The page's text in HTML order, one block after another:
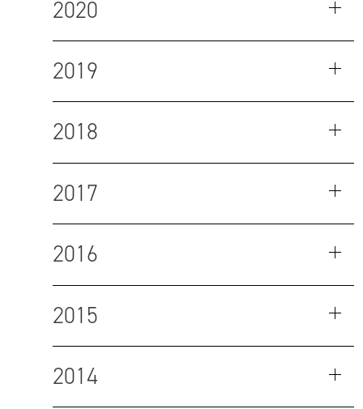
2020
2019
2018
2017
2016
2015
2014